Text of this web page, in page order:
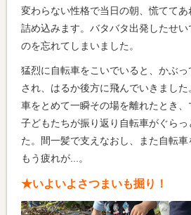
変わらない性格で当日の朝、慌てて
詰め込みます。バタバタ出発したせい
のを忘れてしまいました。
猛烈に自転車をこいでいると、かぶ
され、はるか後方に飛んでいきまし
車をとめて一瞬その場を離れたとき、
子どもたちが振り返り自転車がぐら
た。間一髪で支えなおし、また自転
もう疲れが...。
★いよいよさつまいも掘り！